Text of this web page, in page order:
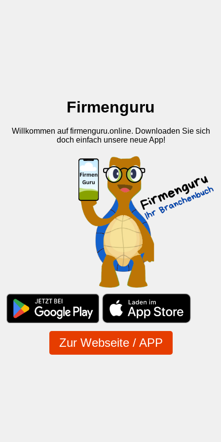
Firmenguru
Willkommen auf firmenguru.online. Downloaden Sie sich
doch einfach unsere neue App!
Zur Webseite / APP